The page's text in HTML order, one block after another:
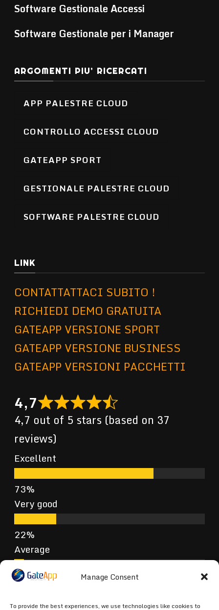
Manage Consent
To provide the best experiences, we use technologies like cookies to
Software Gestionale Accessi
Software Gestionale per i Manager
ARGOMENTI PIU’ RICERCATI
APP PALESTRE CLOUD
CONTROLLO ACCESSI CLOUD
GATEAPP SPORT
GESTIONALE PALESTRE CLOUD
SOFTWARE PALESTRE CLOUD
LINK
CONTATTATTACI SUBITO !
RICHIEDI DEMO GRATUITA
GATEAPP VERSIONE SPORT
GATEAPP VERSIONE BUSINESS
GATEAPP VERSIONI PACCHETTI
4,7
4,7 out of 5 stars (based on 37
reviews)
Excellent
Very good
Average